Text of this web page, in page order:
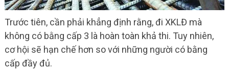
Trước tiên, cần phải khẳng định rằng, đi XKLĐ mà
không có bằng cấp 3 là hoàn toàn khả thi. Tuy nhiên,
cơ hội sẽ hạn chế hơn so với những người có bằng
cấp đầy đủ.